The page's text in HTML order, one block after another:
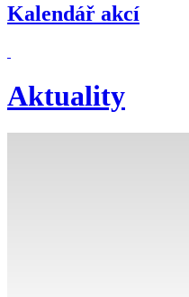
Kalendář akcí
Aktuality